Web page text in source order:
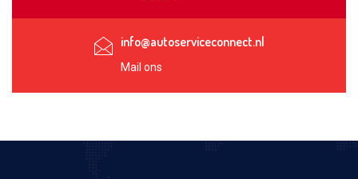
info@autoserviceconnect.nl
Mail ons